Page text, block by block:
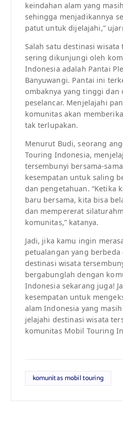
keindahan alam yang
sehingga menjadikannya
patut untuk dijelajahi,”
Salah satu destinasi
sering dikunjungi oleh
Indonesia adalah Pantai
Banyuwangi. Pantai ini
ombaknya yang tinggi dan
peselancar. Menjelajahi
komunitas akan
tak terlupakan.
Menurut Budi, seorang
Touring Indonesia,
tersembunyi bersama-
kesempatan untuk saling
dan pengetahuan. “Ketika
baru bersama, kita bisa
dan mempererat
komunitas,” katanya.
Jadi, jika kamu ingin
petualangan yang
destinasi wisata
bergabunglah dengan
Indonesia sekarang juga!
kesempatan untuk
alam Indonesia yang
jelajahi destinasi wisata
komunitas Mobil Touring
komunitas mobil touring